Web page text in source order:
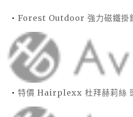
Forest Outdoor 強力磁鐵掛
特價 Hairplexx 杜拜赫莉絲